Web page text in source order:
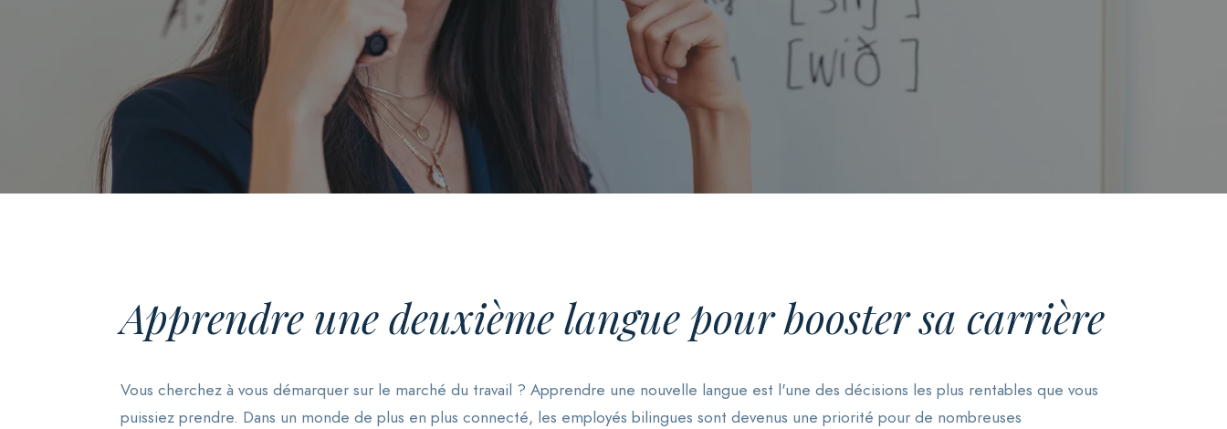
Apprendre une deuxième langue pour booster sa carrière
Vous cherchez à vous démarquer sur le marché du travail ? Apprendre une nouvelle langue est l'une des décisions les plus rentables que vous
puissiez prendre. Dans un monde de plus en plus connecté, les employés bilingues sont devenus une priorité pour de nombreuses